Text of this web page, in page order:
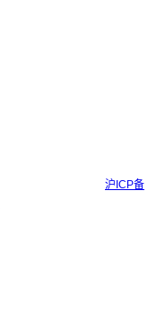
沪ICP备